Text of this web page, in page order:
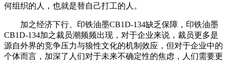
何组织的人，也就是替自己打工的人。
加之经济下行、印铁油墨CB1D-134缺乏保障，印铁油墨
CB1D-134加之裁员潮频频出现，对于企业来说，裁员更多是
源自外界的竞争压力与狼性文化的机制效应，但对于企业中的
个体而言，加深了人们对于未来不确定性的焦虑，人们需要更